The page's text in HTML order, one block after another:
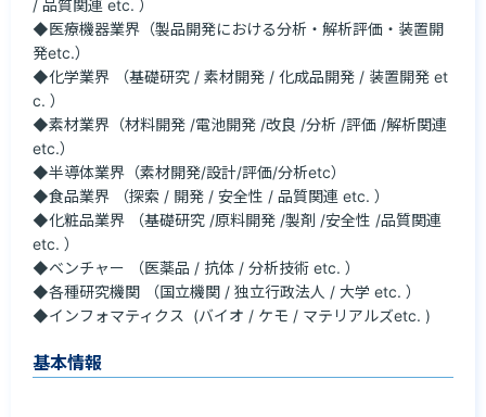
/ 品質関連 etc. ）
◆医療機器業界（製品開発における分析・解析評価・装置開
発etc.）
◆化学業界 （基礎研究 / 素材開発 / 化成品開発 / 装置開発 et
c. ）
◆素材業界（材料開発 /電池開発 /改良 /分析 /評価 /解析関連
etc.）
◆半導体業界（素材開発/設計/評価/分析etc）
◆食品業界 （探索 / 開発 / 安全性 / 品質関連 etc. ）
◆化粧品業界 （基礎研究 /原料開発 /製剤 /安全性 /品質関連
etc. ）
◆ベンチャー （医薬品 / 抗体 / 分析技術 etc. ）
◆各種研究機関 （国立機関 / 独立行政法人 / 大学 etc. ）
◆インフォマティクス  (バイオ / ケモ / マテリアルズetc. )
基本情報